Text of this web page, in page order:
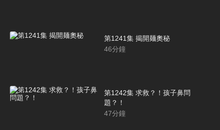
第1241集 揭開麺奧秘
46分鐘
第1242集 求救？！孩子鼻問
題？！
47分鐘